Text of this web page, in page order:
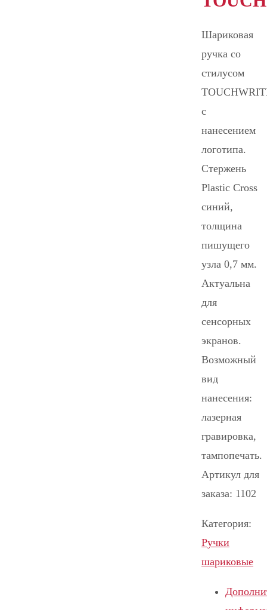
Шариковая
ручка со
стилусом
с
нанесением
логотипа.
Стержень
Plastic Cross
синий,
толщина
пишущего
узла 0,7 мм.
Актуальна
для
сенсорных
экранов.
Возможный
вид
нанесения:
лазерная
гравировка,
тампопечать.
Артикул для
заказа: 1102
Категория:
Ручки
шариковые